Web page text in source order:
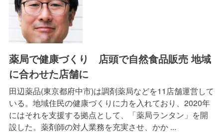
薬局で健康づくり 店頭で自然食品販売 地域
に合わせた店舗に
田辺薬品(東京都府中市)は調剤薬局などを11店舗運営して
いる。地域住民の健康づくりに力を入れており、2020年
にはそれを支援する拠点として、「薬局ランタン」を開
設した。薬剤師の対人業務を充実させ、かか ...